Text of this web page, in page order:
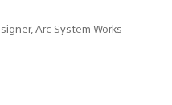
Arc System Works